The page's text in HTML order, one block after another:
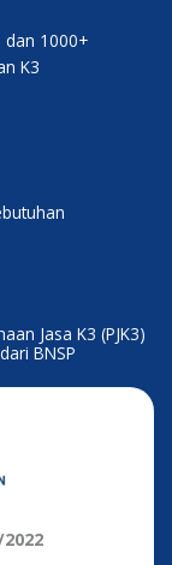
dan 1000+
K3
Jasa K3 (PJK3)
BNSP
2022